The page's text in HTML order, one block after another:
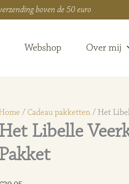
boven de 50 euro
Webshop Over mij
/ Cadeau pakketten/ Het
Het Libelle
Pakket